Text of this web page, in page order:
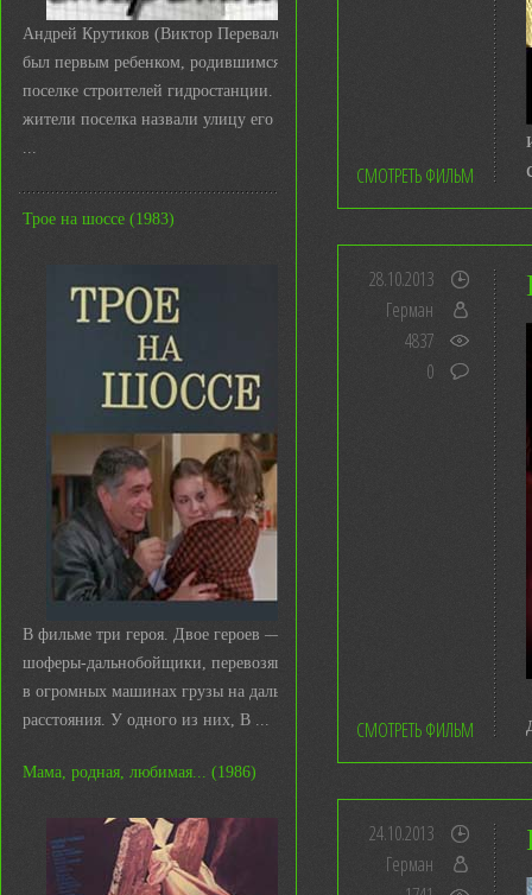
Андрей Крутиков (Виктор Перевалов)
был первым ребенком, родившимся в
поселке строителей гидростанции. И
жители поселка назвали улицу его име
...
Трое на шоссе (1983)
В фильме три героя. Двое героев —
шоферы-дальнобойщики, перевозящие
в огромных машинах грузы на дальние
расстояния. У одного из них, В ...
Мама, родная, любимая... (1986)
СМОТРЕТЬ ФИЛЬМ
28.10.2013
Герман
4837
0
СМОТРЕТЬ ФИЛЬМ
24.10.2013
Герман